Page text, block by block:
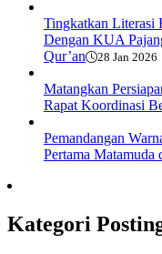
Tingkatkan Literasi
Dengan KUA
Qur’an
28 Jan 2026
Matangkan
Rapat Koordinasi
Pemandangan
Pertama
Kategori